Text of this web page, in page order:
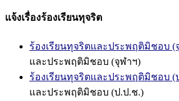
แจ้งเรื่องร้องเรียนทุจริต
ร้องเรียนทุจริตและประพฤติมิชอบ (
และประพฤติมิชอบ (จุฬาฯ)
ร้องเรียนทุจริตและประพฤติมิชอบ (
และประพฤติมิชอบ (ป.ป.ช.)